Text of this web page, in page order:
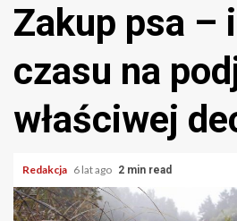
Zakup psa –
czasu na
właściwej
Redakcja 6 lat ago 2 min read